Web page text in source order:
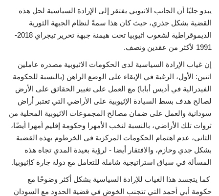
يبدو جليًا أن الجانب الاثيوبي يفتقر إلى الإرادة السياسية لحل هذه
القضية بشكل جذري، حيث كان هذا سمةً لنظام الجبهة الثورية
الديموقراطية لشعوب اثيوبيا تحت هيمنة جبهة تحرير تيجراي 2018-
1991 لأكثر من عقدين ونصف.
إن غياب الإرادة السياسية لدى الحكومات الاثيوبية مصدره عاملين
اثنين: الأول، الرغبة في الإبقاء على الوضع الراهن (بالنسبة للحكومة
الفيدرالية في أديس أبابا) مع العمل على تغيير الحقائق على الأرض
لصالح هدف بسط السيادة الإثيوبية على الأراضي التي تعتبر أراض
سودانية والعمل على ضمان مصالح المجموعات الاثيوبية المحلية من
ثروات تلك الأراضي، بالنسبة لنخب الأمهرا وحكومة إقليم أمهرا أيضًا،
الثاني، عدم اهتمام الحكومات المركزية في الخرطوم بهذه القضية
بشكل جدي وحازم، والافتقار أيضا - لرؤية بعيدة المدي تجاه هذه
المسألة في سياق استراتيجية شاملة للتعامل مع دولة جارة كإثيوبيا.
كما يتجسد هذا الغياب للإرادة السياسية بشكل أكثر وضوحًا مع
حكومة أبي أحمد التي تتجنب الخوض في قضية الحدود مع السودان